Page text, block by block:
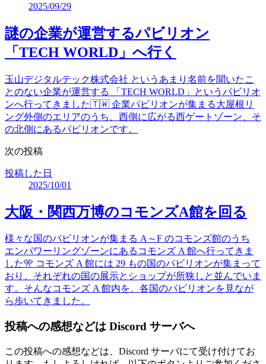
2025/09/29
謎の企業が運営するパビリオン
「TECH WORLD」へ行く
玉山デジタルテック株式会社 というあまり名前を聞いたこ
とのない企業が運営する 「TECH WORLD」というパビリオ
ンへ行ってきました🇹🇼 企業パビリオンが集まる大屋根リ
ング外側のエリアのうち、西側に広がる西ゲートゾーン、そ
の北側にあるパビリオンです。
次の投稿
投稿した日
2025/10/01
大阪・関西万博のコモンズA館を回る
様々な国のパビリオンが集まる A～F のコモンズ館のうち
エンパワーリングゾーンにあるコモンズ A 館へ行ってきま
した🎌 コモンズ A 館には 29 もの国のパビリオンが集まって
おり、それぞれの国の展示とショップが所狭しと並んでいま
す。そんなコモンズ A 館内を、各国のパビリオンを見なが
ら歩いてきました。
投稿への感想などは Discord サーバへ
この投稿への感想などは、Discord サーバにて受け付けてお